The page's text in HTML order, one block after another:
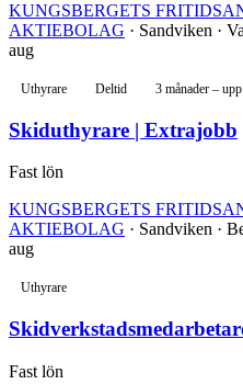
KUNGSBERGETS
AKTIEBOLAG · Sandviken ·
aug
Uthyrare Deltid 3 månader –
Skiduthyrare | Extrajobb
Fast lön
KUNGSBERGETS
AKTIEBOLAG · Sandviken ·
aug
Uthyrare
Fast lön